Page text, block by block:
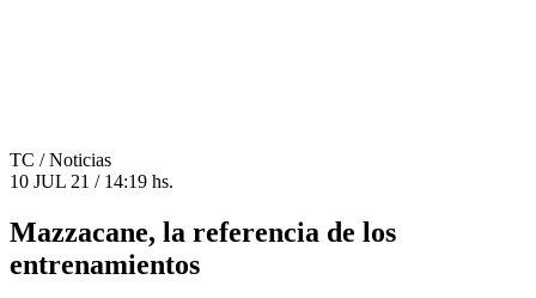
TC / Noticias
10 JUL 21 / 14:19 hs.
Mazzacane, la referencia de los
entrenamientos